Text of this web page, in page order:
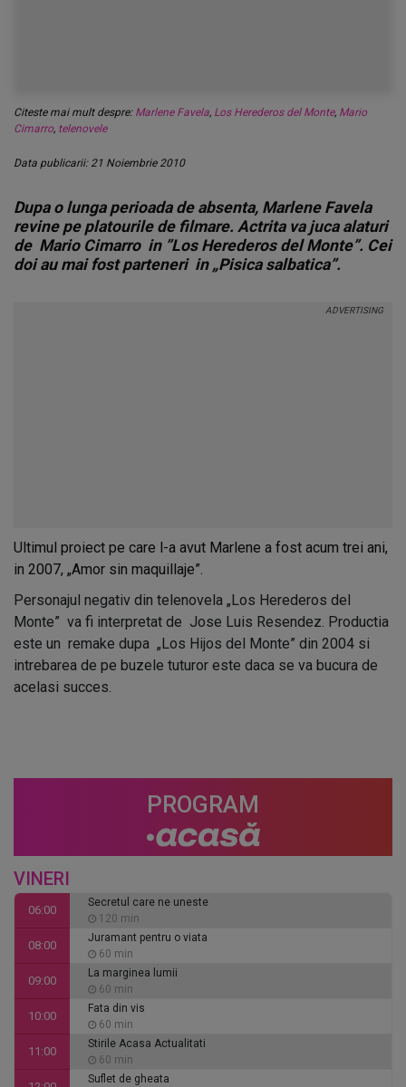
Citeste mai mult despre: Marlene Favela, Los Herederos del Monte, Mario
Cimarro, telenovele
Data publicarii: 21 Noiembrie 2010
Dupa o lunga perioada de absenta, Marlene Favela
revine pe platourile de filmare. Actrita va juca alaturi
de Mario Cimarro in ”Los Herederos del Monte”. Cei
doi au mai fost parteneri in „Pisica salbatica”.
Ultimul proiect pe care l-a avut Marlene a fost acum trei ani,
in 2007, „Amor sin maquillaje”.
Personajul negativ din telenovela „Los Herederos del
Monte” va fi interpretat de Jose Luis Resendez. Productia
este un remake dupa „Los Hijos del Monte” din 2004 si
intrebarea de pe buzele tuturor este daca se va bucura de
acelasi succes.
PROGRAM
VINERI
06:00
Secretul care ne uneste
120 min
08:00
Juramant pentru o viata
60 min
09:00
La marginea lumii
60 min
10:00
Fata din vis
60 min
11:00
Stirile Acasa Actualitati
60 min
Suflet de gheata